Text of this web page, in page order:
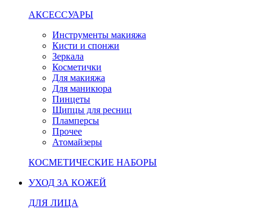
АКСЕССУАРЫ
Инструменты макияжа
Кисти и спонжи
Зеркала
Косметички
Для макияжа
Для маникюра
Пинцеты
Щипцы для ресниц
Пламперсы
Прочее
Атомайзеры
КОСМЕТИЧЕСКИЕ НАБОРЫ
УХОД ЗА КОЖЕЙ
ДЛЯ ЛИЦА